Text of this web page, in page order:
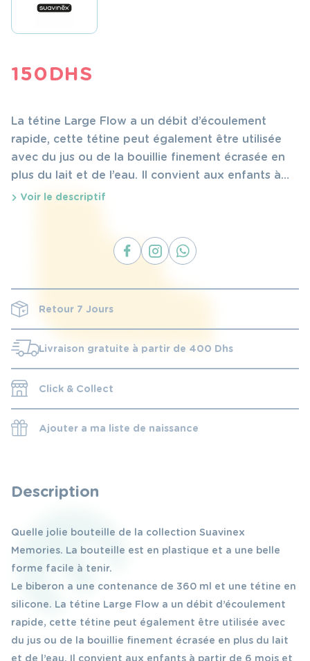
150DHS
La tétine Large Flow a un débit d’écoulement
rapide, cette tétine peut également être utilisée
avec du jus ou de la bouillie finement écrasée en
plus du lait et de l’eau. Il convient aux enfants à
partir de 6 mois et le joli design complète le
Voir le descriptif
Retour 7 Jours
Livraison gratuite à partir de 400 Dhs
Click & Collect
Ajouter a ma liste de naissance
Description
Quelle jolie bouteille de la collection Suavinex
Memories. La bouteille est en plastique et a une belle
forme facile à tenir.
Le biberon a une contenance de 360 ml et une tétine en
silicone. La tétine Large Flow a un débit d’écoulement
rapide, cette tétine peut également être utilisée avec
du jus ou de la bouillie finement écrasée en plus du lait
et de l’eau. Il convient aux enfants à partir de 6 mois et